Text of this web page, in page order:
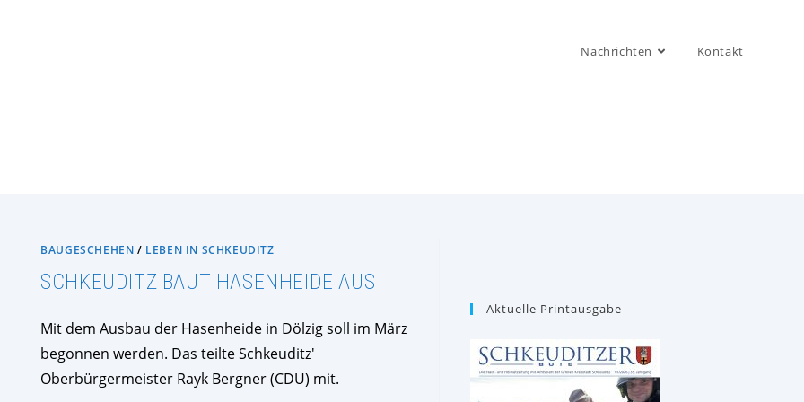
Nachrichten Kontakt
BAUGESCHEHEN / LEBEN IN SCHKEUDITZ
SCHKEUDITZ BAUT HASENHEIDE AUS
Mit dem Ausbau der Hasenheide in Dölzig soll im März
begonnen werden. Das teilte Schkeuditz'
Oberbürgermeister Rayk Bergner (CDU) mit.
Aktuelle Printausgabe